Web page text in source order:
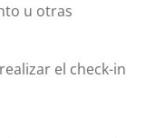
u otras
el check-in